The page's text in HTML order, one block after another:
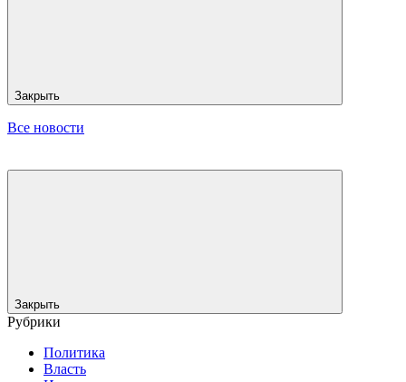
Закрыть
Все новости
Закрыть
Рубрики
Политика
Власть